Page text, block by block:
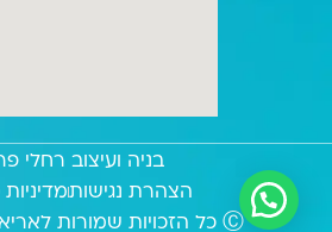
Ⓒ כל הזכויות שמורות לאריאל מדיק 2025
הצהרת נגישות
בניה ועיצוב רחלי